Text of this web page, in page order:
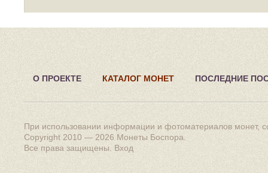
О ПРОЕКТЕ КАТАЛОГ МОНЕТ ПОСЛЕДНИЕ
При использовании информации и фотоматериалов монет,
Copyright 2010 — 2026 Монеты Боспора
Все права защищены. Вход